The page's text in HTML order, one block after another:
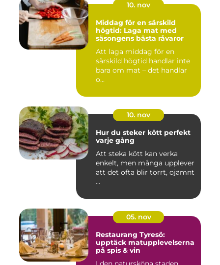
10. nov
Middag för en särskild
högtid: Laga mat med
säsongens bästa råvaror
Att laga middag för en
särskild högtid handlar inte
bara om mat – det handlar
o...
10. nov
Hur du steker kött perfekt
varje gång
Att steka kött kan verka
enkelt, men många upplever
att det ofta blir torrt, ojämnt
...
05. nov
Restaurang Tyresö:
upptäck matupplevelserna
på spis & vin